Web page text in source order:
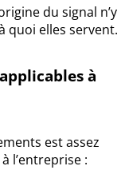
du signal n’y
quoi elles servent.
à
est assez
l’entreprise :